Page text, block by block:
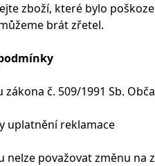
zboží, které bylo
brát zřetel.
zákona č. 509/1991 Sb.
uplatnění reklamace
nelze považovat změnu